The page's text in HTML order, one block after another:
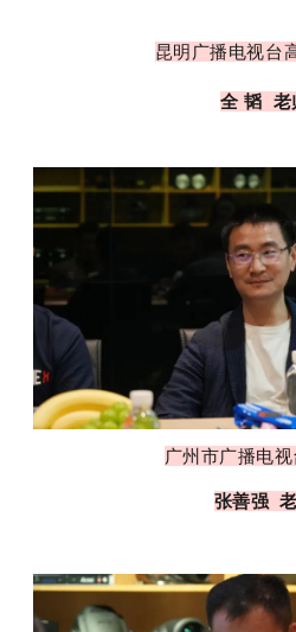
昆明广播电视台
全 韬 老
广州市广播电
张善强